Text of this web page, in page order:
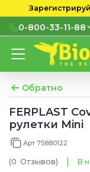
0-800-33-11-88
0-800-33-11-88
мобильных номеров
(097) 133 11 88
(095) 133 11 88
Обратно
FERPLAST
рулетки Mini
Арт 75880122
(0 Отзывов) В